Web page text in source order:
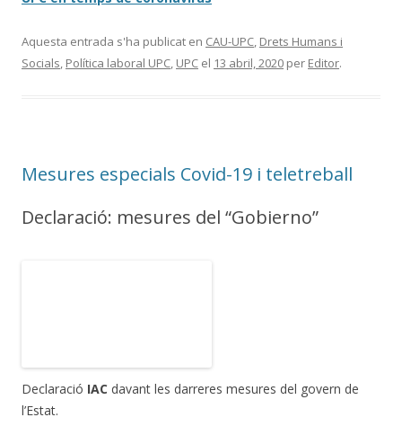
Aquesta entrada s'ha publicat en CAU-UPC, Drets Humans i
Socials, Política laboral UPC, UPC el 13 abril, 2020 per Editor.
Mesures especials Covid-19 i teletreball
Declaració: mesures del “Gobierno”
Declaració IAC davant les darreres mesures del govern de
l’Estat.